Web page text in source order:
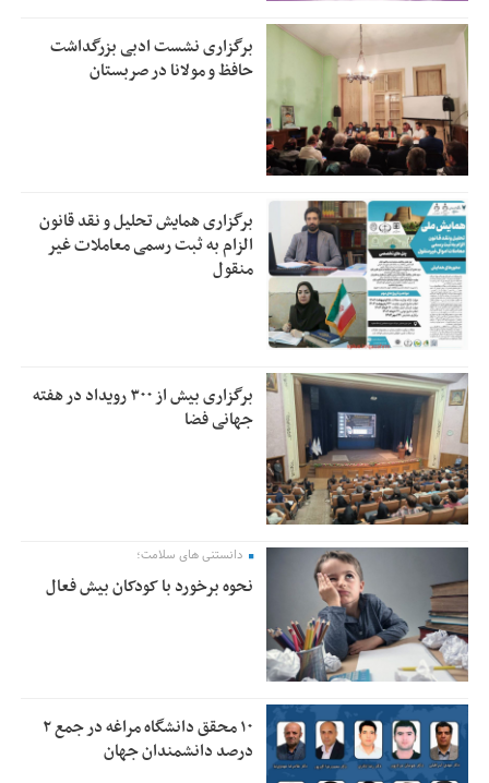
برگزاری نشست ادبی بزرگداشت
حافظ و مولانا در صربستان
برگزاری همایش تحلیل و نقد قانون
الزام به ثبت رسمی معاملات غیر
منقول
برگزاری بیش از ۳۰۰ رویداد در هفته
جهانی فضا
دانستنی های سلامت؛
نحوه برخورد با کودکان بیش فعال
۱۰ محقق دانشگاه مراغه در جمع ۲
درصد دانشمندان جهان